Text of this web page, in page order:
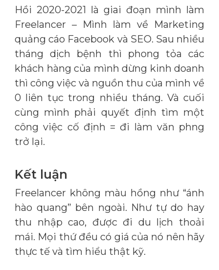
Hồi 2020-2021 là giai đoạn mình làm
Freelancer – Mình làm về Marketing
quảng cáo Facebook và SEO. Sau nhiều
tháng dịch bệnh thì phong tỏa các
khách hàng của mình dừng kinh doanh
thì công việc và nguồn thu của mình về
0 liên tục trong nhiều tháng. Và cuối
cùng mình phải quyết định tìm một
công việc cố định = đi làm văn phng
trở lại.
Kết luận
Freelancer không màu hồng như “ánh
hào quang” bên ngoài. Như tự do hay
thu nhập cao, được đi du lịch thoải
mái. Mọi thứ đều có giá của nó nên hãy
thực tế và tìm hiểu thật kỹ.